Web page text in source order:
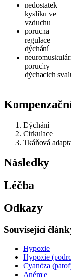
nedostatek
kyslíku ve
vzduchu
porucha
regulace
dýchání
poruchy
dýchacích
Dýchání
Cirkulace
Tkáňová
Následky
Léčba
Odkazy
Související
Hypoxie
Hypoxie
Cyanóza
Anémie